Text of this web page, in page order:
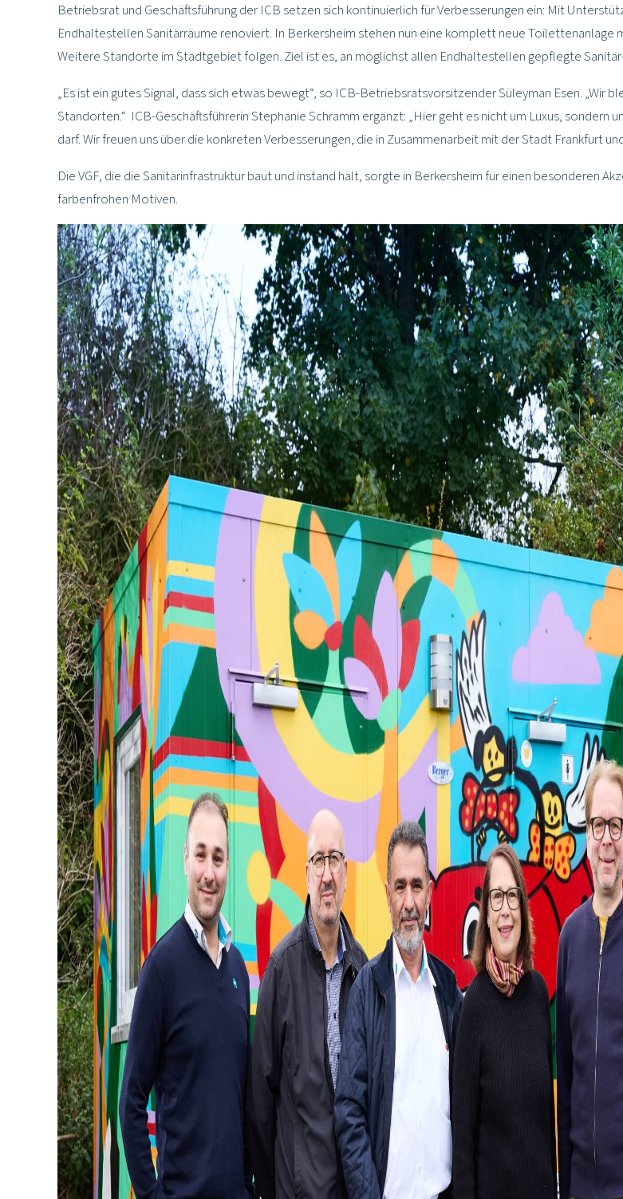
Betriebsrat und Geschäftsführung der ICB setzen sich kontinuierlich für Verbesserungen ein: Mit
Endhaltestellen Sanitärräume renoviert. In Berkersheim stehen nun eine komplett neue Toilettenanlage
Weitere Standorte im Stadtgebiet folgen. Ziel ist es, an möglichst allen Endhaltestellen gepflegte
„Es ist ein gutes Signal, dass sich etwas bewegt“, so ICB-Betriebsratsvorsitzender Süleyman Esen. „Wir
Standorten.“ ICB-Geschäftsführerin Stephanie Schramm ergänzt: „Hier geht es nicht um Luxus,
darf. Wir freuen uns über die konkreten Verbesserungen, die in Zusammenarbeit mit der Stadt Frankfurt
Die VGF, die die Sanitärinfrastruktur baut und instand hält, sorgte in Berkersheim für einen besonderen
farbenfrohen Motiven.